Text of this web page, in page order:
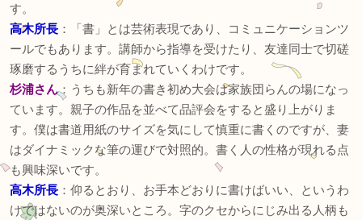
す。
高木所長 ：「書」とは芸術表現であり、コミュニケーションツ
ールでもあります。講師から指導を受けたり、友達同士で切磋
琢磨するうちに絆が育まれていくわけです。
杉浦さん：うちも新年の書き初め大会は家族団らんの場になっ
ています。親子の作品を並べて品評会をすると盛り上がりま
す。僕は書道用紙のサイズを気にして慎重に書くのですが、妻
はダイナミックな筆の運びで対照的。書く人の性格が現れる点
も興味深いです。
高木所長 ：仰るとおり、お手本どおりに書けばいい、というわ
けではないのが奥深いところ。字のクセからにじみ出る人柄も